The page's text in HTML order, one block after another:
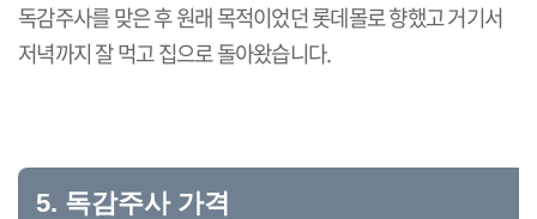
독감주사를 맞은 후 원래 목적이었던 롯데몰로 향했고 거기서
저녁까지 잘 먹고 집으로 돌아왔습니다.
5. 독감주사 가격